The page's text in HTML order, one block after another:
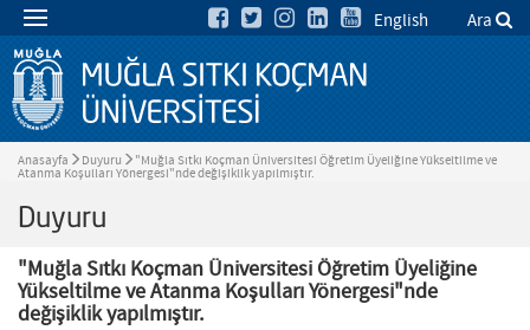
English Ara
Anasayfa Duyuru "Muğla Sıtkı Koçman Üniversitesi Öğretim Üyeliğine Yükseltilme ve
Atanma Koşulları Yönergesi"nde değişiklik yapılmıştır.
Duyuru
"Muğla Sıtkı Koçman Üniversitesi Öğretim Üyeliğine
Yükseltilme ve Atanma Koşulları Yönergesi"nde
değişiklik yapılmıştır.